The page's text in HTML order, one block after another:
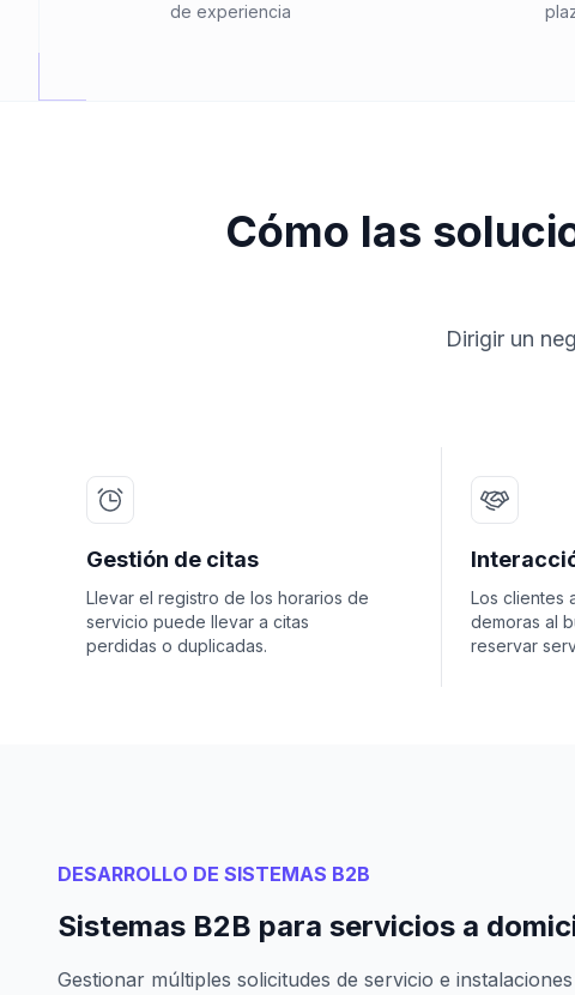
de experiencia
Cómo las
Dirigir un
Gestión de citas
Llevar el registro de los horarios de
servicio puede llevar a citas
perdidas o duplicadas.
Los clientes
demoras al
reservar
DESARROLLO DE SISTEMAS B2B
Sistemas B2B para servicios a
Gestionar múltiples solicitudes de servicio e